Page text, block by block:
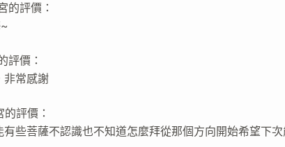
的評價：
評價：
非常感謝
評價：
些菩薩不認識也不知道怎麼拜從那個方向開始希望下